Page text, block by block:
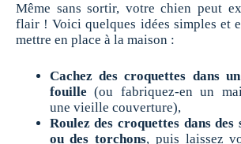
Même sans sortir, votre chien peut
flair ! Voici quelques idées simples et
mettre en place à la maison :
Cachez des croquettes dans
fouille (ou fabriquez-en un
une vieille couverture),
Roulez des croquettes dans des
ou des torchons, puis laissez